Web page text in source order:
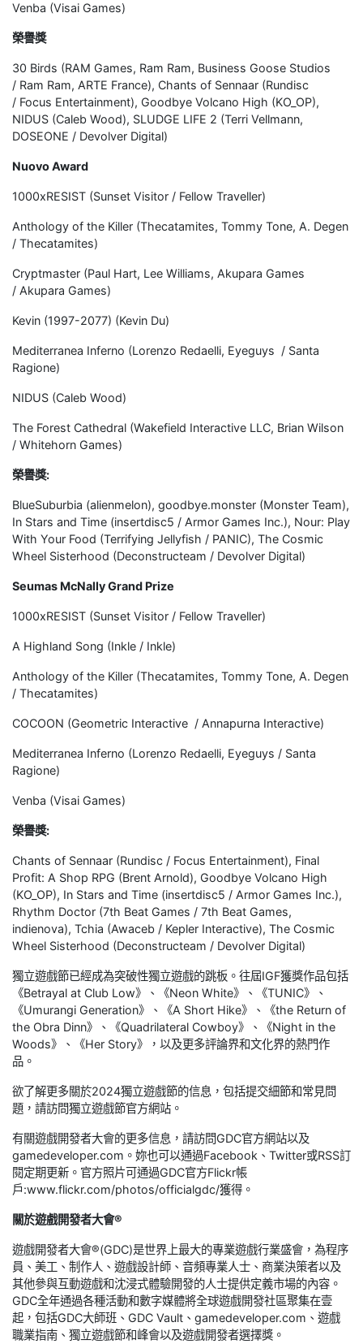
Venba (Visai Games)
榮譽獎
30 Birds (RAM Games, Ram Ram, Business Goose Studios
/ Ram Ram, ARTE France), Chants of Sennaar (Rundisc
/ Focus Entertainment), Goodbye Volcano High (KO_OP),
NIDUS (Caleb Wood), SLUDGE LIFE 2 (Terri Vellmann,
DOSEONE / Devolver Digital)
Nuovo Award
1000xRESIST (Sunset Visitor / Fellow Traveller)
Anthology of the Killer (Thecatamites, Tommy Tone, A. Degen
/ Thecatamites)
Cryptmaster (Paul Hart, Lee Williams, Akupara Games
/ Akupara Games)
Kevin (1997-2077) (Kevin Du)
Mediterranea Inferno (Lorenzo Redaelli, Eyeguys / Santa
Ragione)
NIDUS (Caleb Wood)
The Forest Cathedral (Wakefield Interactive LLC, Brian Wilson
/ Whitehorn Games)
榮譽獎:
BlueSuburbia (alienmelon), goodbye.monster (Monster Team),
In Stars and Time (insertdisc5 / Armor Games Inc.), Nour: Play
With Your Food (Terrifying Jellyfish / PANIC), The Cosmic
Wheel Sisterhood (Deconstructeam / Devolver Digital)
Seumas McNally Grand Prize
1000xRESIST (Sunset Visitor / Fellow Traveller)
A Highland Song (Inkle / Inkle)
Anthology of the Killer (Thecatamites, Tommy Tone, A. Degen
/ Thecatamites)
COCOON (Geometric Interactive / Annapurna Interactive)
Mediterranea Inferno (Lorenzo Redaelli, Eyeguys / Santa
Ragione)
Venba (Visai Games)
榮譽獎:
Chants of Sennaar (Rundisc / Focus Entertainment), Final
Profit: A Shop RPG (Brent Arnold), Goodbye Volcano High
(KO_OP), In Stars and Time (insertdisc5 / Armor Games Inc.),
Rhythm Doctor (7th Beat Games / 7th Beat Games,
indienova), Tchia (Awaceb / Kepler Interactive), The Cosmic
Wheel Sisterhood (Deconstructeam / Devolver Digital)
獨立遊戲節已經成為突破性獨立遊戲的跳板。往屆IGF獲獎作品包括
《Betrayal at Club Low》、《Neon White》、《TUNIC》、
《Umurangi Generation》、《A Short Hike》、《the Return of
the Obra Dinn》、《Quadrilateral Cowboy》、《Night in the
Woods》、《Her Story》，以及更多評論界和文化界的熱門作
品。
欲了解更多關於2024獨立遊戲節的信息，包括提交細節和常見問
題，請訪問獨立遊戲節官方網站。​
有關遊戲開發者大會的更多信息，請訪問GDC官方網站以及
gamedeveloper.com。妳也可以通過Facebook、Twitter或RSS訂
閱定期更新。官方照片可通過GDC官方Flickr帳
戶:www.flickr.com/photos/officialgdc/獲得。
關於遊戲開發者大會®
遊戲開發者大會®(GDC)是世界上最大的專業遊戲行業盛會，為程序
員、美工、制作人、遊戲設計師、音頻專業人士、商業決策者以及
其他參與互動遊戲和沈浸式體驗開發的人士提供定義市場的內容。
GDC全年通過各種活動和數字媒體將全球遊戲開發社區聚集在壹
起，包括GDC大師班、GDC Vault、gamedeveloper.com、遊戲
職業指南、獨立遊戲節和峰會以及遊戲開發者選擇獎。